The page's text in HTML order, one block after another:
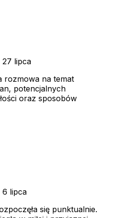
27 lipca
rozmowa na temat
potencjalnych
oraz sposobów
6 lipca
się punktualnie.